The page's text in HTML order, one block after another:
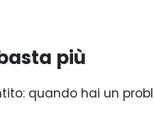
più
quando hai un